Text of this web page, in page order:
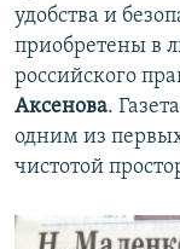
удобства и
приобретены в
российского
Аксенова.
одним из
чистотой